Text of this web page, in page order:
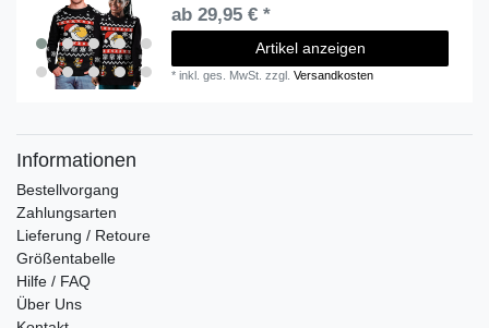
ab 29,95 € *
Artikel anzeigen
*inkl. ges. MwSt. zzgl.Versandkosten
Informationen
Bestellvorgang
Zahlungsarten
Lieferung / Retoure
Größentabelle
Hilfe / FAQ
Über Uns